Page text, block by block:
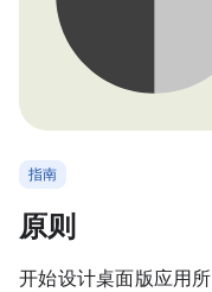
指南
原则
开始设计桌面版应用